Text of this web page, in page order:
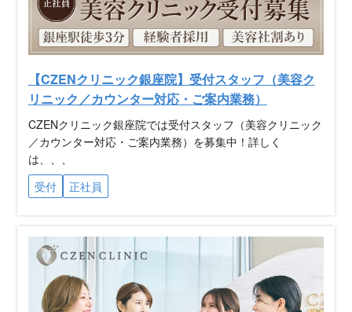
【CZENクリニック銀座院】受付スタッフ（美容ク
リニック／カウンター対応・ご案内業務）
CZENクリニック銀座院では受付スタッフ（美容クリニック
／カウンター対応・ご案内業務）を募集中！詳しく
は、、、
受付
正社員